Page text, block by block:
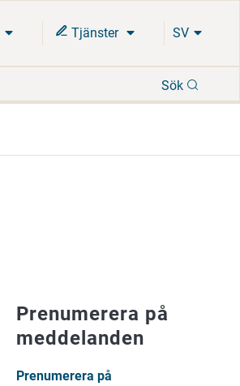
Tjänster SV
Sök
Prenumerera på
meddelanden
Prenumerera på